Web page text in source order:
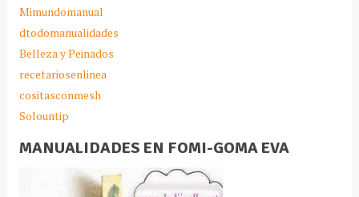
Mimundomanual
dtodomanualidades
Belleza y Peinados
recetariosenlinea
cositasconmesh
Solountip
MANUALIDADES EN FOMI-GOMA EVA